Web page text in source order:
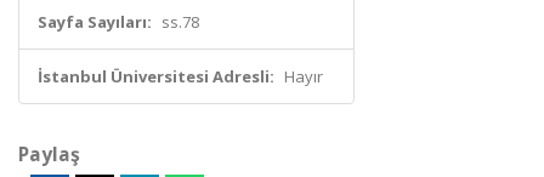
Sayfa Sayıları: ss.78
İstanbul Üniversitesi Adresli: Hayır
Paylaş